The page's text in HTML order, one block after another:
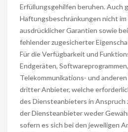
Erfüllungsgehilfen beruhen. Auch
Haftungsbeschränkungen nicht im
ausdrücklicher Garantien sowie
fehlender zugesicherter
Für die Verfügbarkeit und
Endgeräten,
Telekommunikations- und
dritter Anbieter, welche
des Diensteanbieters in Anspruch
der Diensteanbieter weder
sofern es sich bei den jeweiligen